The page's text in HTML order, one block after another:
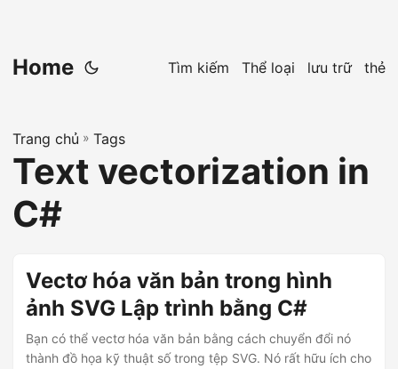
Home Tìm kiếm Thể loại lưu trữ thẻ
Trang chủ » Tags
Text vectorization in
C#
Vectơ hóa văn bản trong hình
ảnh SVG Lập trình bằng C#
Bạn có thể vectơ hóa văn bản bằng cách chuyển đổi nó
thành đồ họa kỹ thuật số trong tệp SVG. Nó rất hữu ích cho